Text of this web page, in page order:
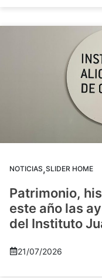
NOTICIAS,SLIDER HOME
Patrimonio,
este año las
del Instituto
21/07/2026